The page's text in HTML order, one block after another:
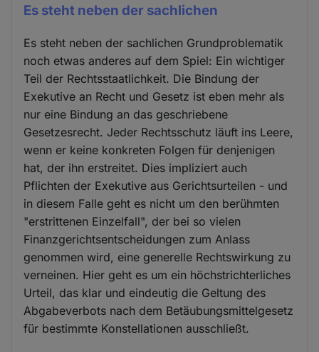
Es steht neben der sachlichen
Es steht neben der sachlichen Grundproblematik
noch etwas anderes auf dem Spiel: Ein wichtiger
Teil der Rechtsstaatlichkeit. Die Bindung der
Exekutive an Recht und Gesetz ist eben mehr als
nur eine Bindung an das geschriebene
Gesetzesrecht. Jeder Rechtsschutz läuft ins Leere,
wenn er keine konkreten Folgen für denjenigen
hat, der ihn erstreitet. Dies impliziert auch
Pflichten der Exekutive aus Gerichtsurteilen - und
in diesem Falle geht es nicht um den berühmten
"erstrittenen Einzelfall", der bei so vielen
Finanzgerichtsentscheidungen zum Anlass
genommen wird, eine generelle Rechtswirkung zu
verneinen. Hier geht es um ein höchstrichterliches
Urteil, das klar und eindeutig die Geltung des
Abgabeverbots nach dem Betäubungsmittelgesetz
für bestimmte Konstellationen ausschließt.